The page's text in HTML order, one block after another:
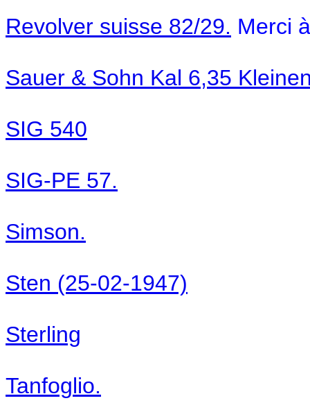
Revolver suisse 82/29. Merci
Sauer & Sohn Kal 6,35
SIG 540
SIG-PE 57.
Simson.
Sten (25-02-1947)
Sterling
Tanfoglio.